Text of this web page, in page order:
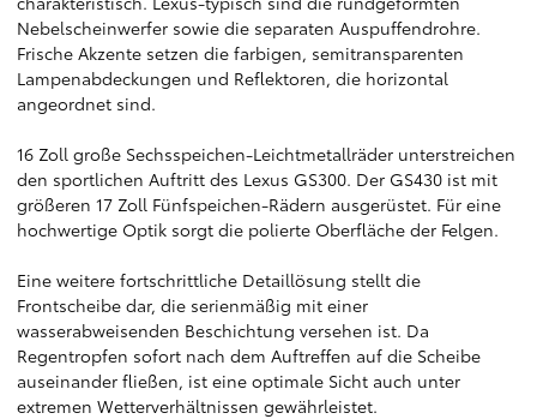
Nebelscheinwerfer sowie die separaten Auspuffendrohre.
Frische Akzente setzen die farbigen, semitransparenten
Lampenabdeckungen und Reflektoren, die horizontal
angeordnet sind.
16 Zoll große Sechsspeichen-Leichtmetallräder unterstreichen
den sportlichen Auftritt des Lexus GS300. Der GS430 ist mit
größeren 17 Zoll Fünfspeichen-Rädern ausgerüstet. Für eine
hochwertige Optik sorgt die polierte Oberfläche der Felgen.
Eine weitere fortschrittliche Detaillösung stellt die
Frontscheibe dar, die serienmäßig mit einer
wasserabweisenden Beschichtung versehen ist. Da
Regentropfen sofort nach dem Auftreffen auf die Scheibe
auseinander fließen, ist eine optimale Sicht auch unter
extremen Wetterverhältnissen gewährleistet.